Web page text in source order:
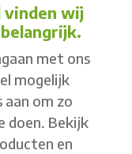
vinden wij
met ons
mogelijk
aan om zo
doen. Bekijk
en